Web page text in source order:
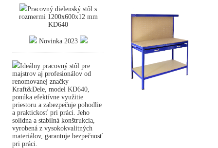
Pracovný dielenský stôl s
rozmermi 1200x600x12 mm
KD640
Novinka 2023
Ideálny pracovný stôl pre
majstrov aj profesionálov od
renomovanej značky
Kraft&Dele, model KD640,
ponúka efektívne využitie
priestoru a zabezpečuje pohodlie
a praktickosť pri práci. Jeho
solídna a stabilná konštrukcia,
vyrobená z vysokokvalitných
materiálov, garantuje bezpečnosť
pri práci.